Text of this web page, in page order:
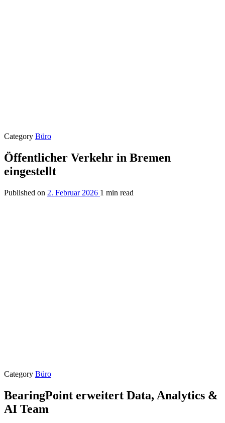
Category Büro
Öffentlicher Verkehr in Bremen
eingestellt
Published on 2. Februar 2026 1 min read
Category Büro
BearingPoint erweitert Data, Analytics &
AI Team